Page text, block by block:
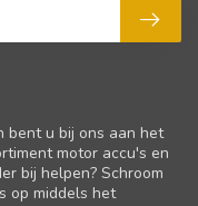
bent u bij ons aan het
motor accu's en
bij helpen? Schroom
op middels het